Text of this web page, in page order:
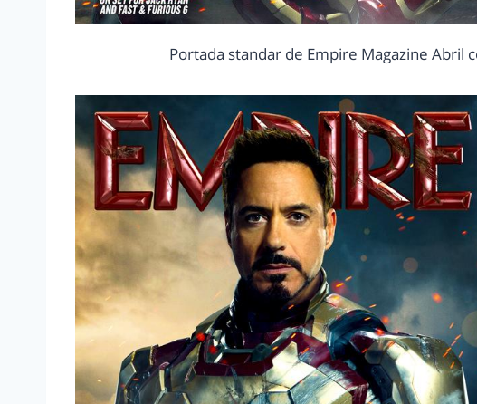
Portada standar de Empire Magazine Abril